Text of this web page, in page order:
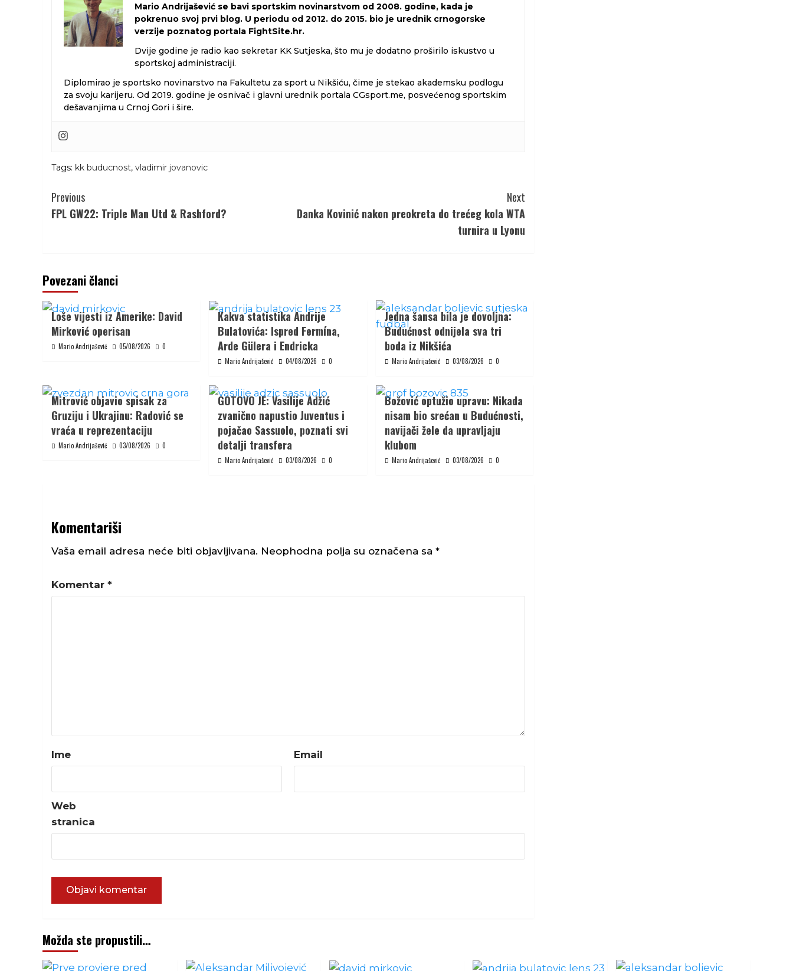
Mario Andrijašević se bavi sportskim novinarstvom od 2008. godine, kada je
pokrenuo svoj prvi blog. U periodu od 2012. do 2015. bio je urednik crnogorske
verzije poznatog portala FightSite.hr.
Dvije godine je radio kao sekretar KK Sutjeska, što mu je dodatno proširilo iskustvo u
sportskoj administraciji.
Diplomirao je sportsko novinarstvo na Fakultetu za sport u Nikšiću, čime je stekao akademsku podlogu
za svoju karijeru. Od 2019. godine je osnivač i glavni urednik portala CGsport.me, posvećenog sportskim
dešavanjima u Crnoj Gori i šire.
Tags: kk buducnost, vladimir jovanovic
Continue
Reading
Previous
FPL GW22: Triple Man Utd & Rashford?
Next
Danka Kovinić nakon preokreta do trećeg kola WTA
turnira u Lyonu
Povezani članci
Loše vijesti iz Amerike: David
Mirković operisan
Mario Andrijašević 05/08/2026 0
Kakva statistika Andrije
Bulatovića: Ispred Fermína,
Arde Gülera i Endricka
Mario Andrijašević 04/08/2026 0
Jedna šansa bila je dovoljna:
Budućnost odnijela sva tri
boda iz Nikšića
Mario Andrijašević 03/08/2026 0
Mitrović objavio spisak za
Gruziju i Ukrajinu: Radović se
vraća u reprezentaciju
Mario Andrijašević 03/08/2026 0
GOTOVO JE: Vasilije Adžić
zvanično napustio Juventus i
pojačao Sassuolo, poznati svi
detalji transfera
Mario Andrijašević 03/08/2026 0
Božović optužio upravu: Nikada
nisam bio srećan u Budućnosti,
navijači žele da upravljaju
klubom
Mario Andrijašević 03/08/2026 0
Komentariši
Vaša email adresa neće biti objavljivana. Neophodna polja su označena sa *
Komentar *
Ime Email
Web
stranica
Možda ste propustili…